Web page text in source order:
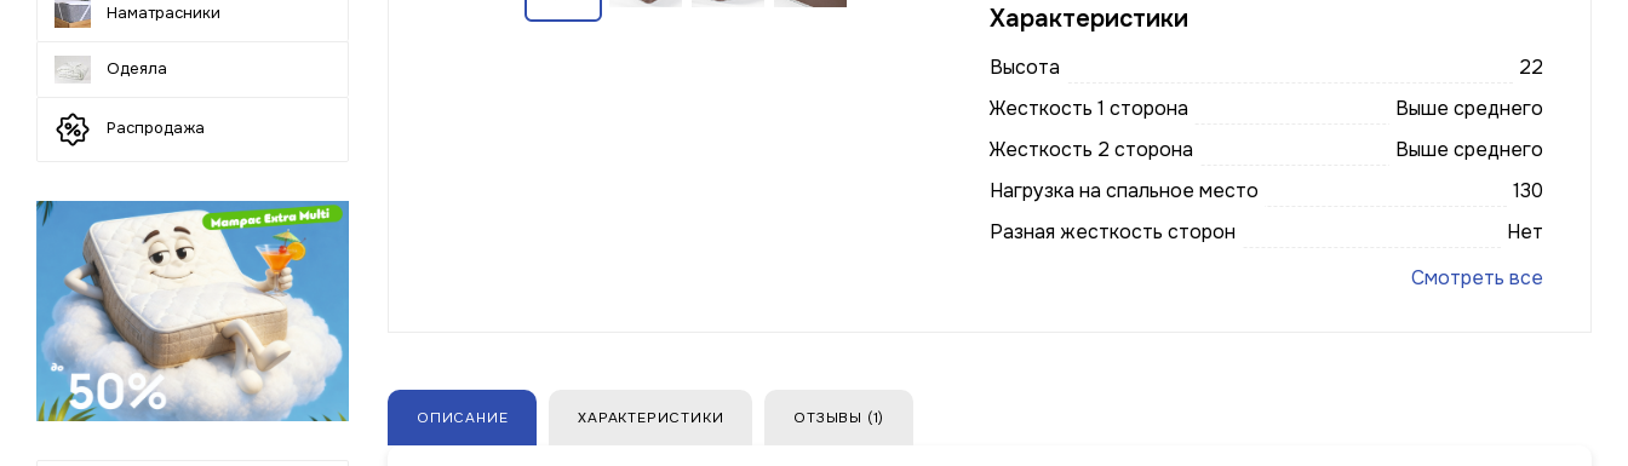
Характеристики
Высота
22
Жесткость 1 сторона
Выше среднего
Жесткость 2 сторона
Выше среднего
Нагрузка на спальное место
130
Разная жесткость сторон
Нет
Смотреть все
ОПИСАНИЕ ХАРАКТЕРИСТИКИ ОТЗЫВЫ (1)
Наматрасники
Одеяла
Распродажа